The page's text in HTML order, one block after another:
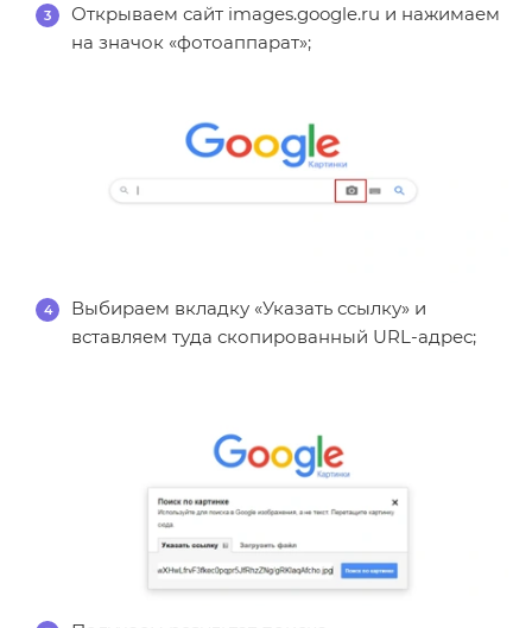
Открываем сайт images.google.ru и нажимаем
на значок «фотоаппарат»;
Выбираем вкладку «Указать ссылку» и
вставляем туда скопированный URL-адрес;